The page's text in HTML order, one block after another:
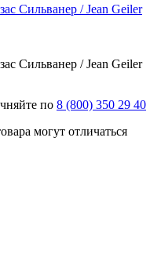
Сильванер / Jean Geiler
Сильванер / Jean Geiler
по 8 (800) 350 29 40
могут отличаться